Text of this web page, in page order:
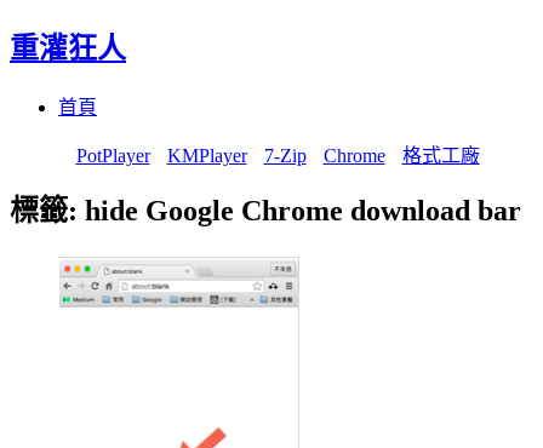
重灌狂人
首頁
PotPlayer KMPlayer 7-Zip Chrome 格式工廠
標籤: hide Google Chrome download bar